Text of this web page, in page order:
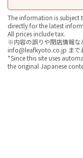
The information is subject
directly for the latest
All prices include tax.
※内容の誤りや閉店情報な
info@leafkyoto.co.jp まで
*Since this site uses
the original Japanese